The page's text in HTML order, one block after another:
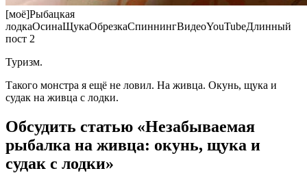
[моё]Рыбацкая
лодкаОсинаЩукаОбрезкаСпиннингВидеоYouTubeДлинный
пост 2
Туризм.
Такого монстра я ещё не ловил. На живца. Окунь, щука и
судак на живца с лодки.
Обсудить статью «Незабываемая
рыбалка на живца: окунь, щука и
судак с лодки»